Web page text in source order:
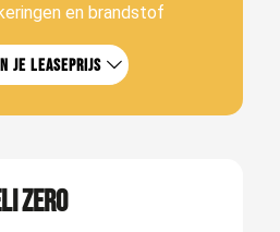
en brandstof
je leaseprijs
Zero